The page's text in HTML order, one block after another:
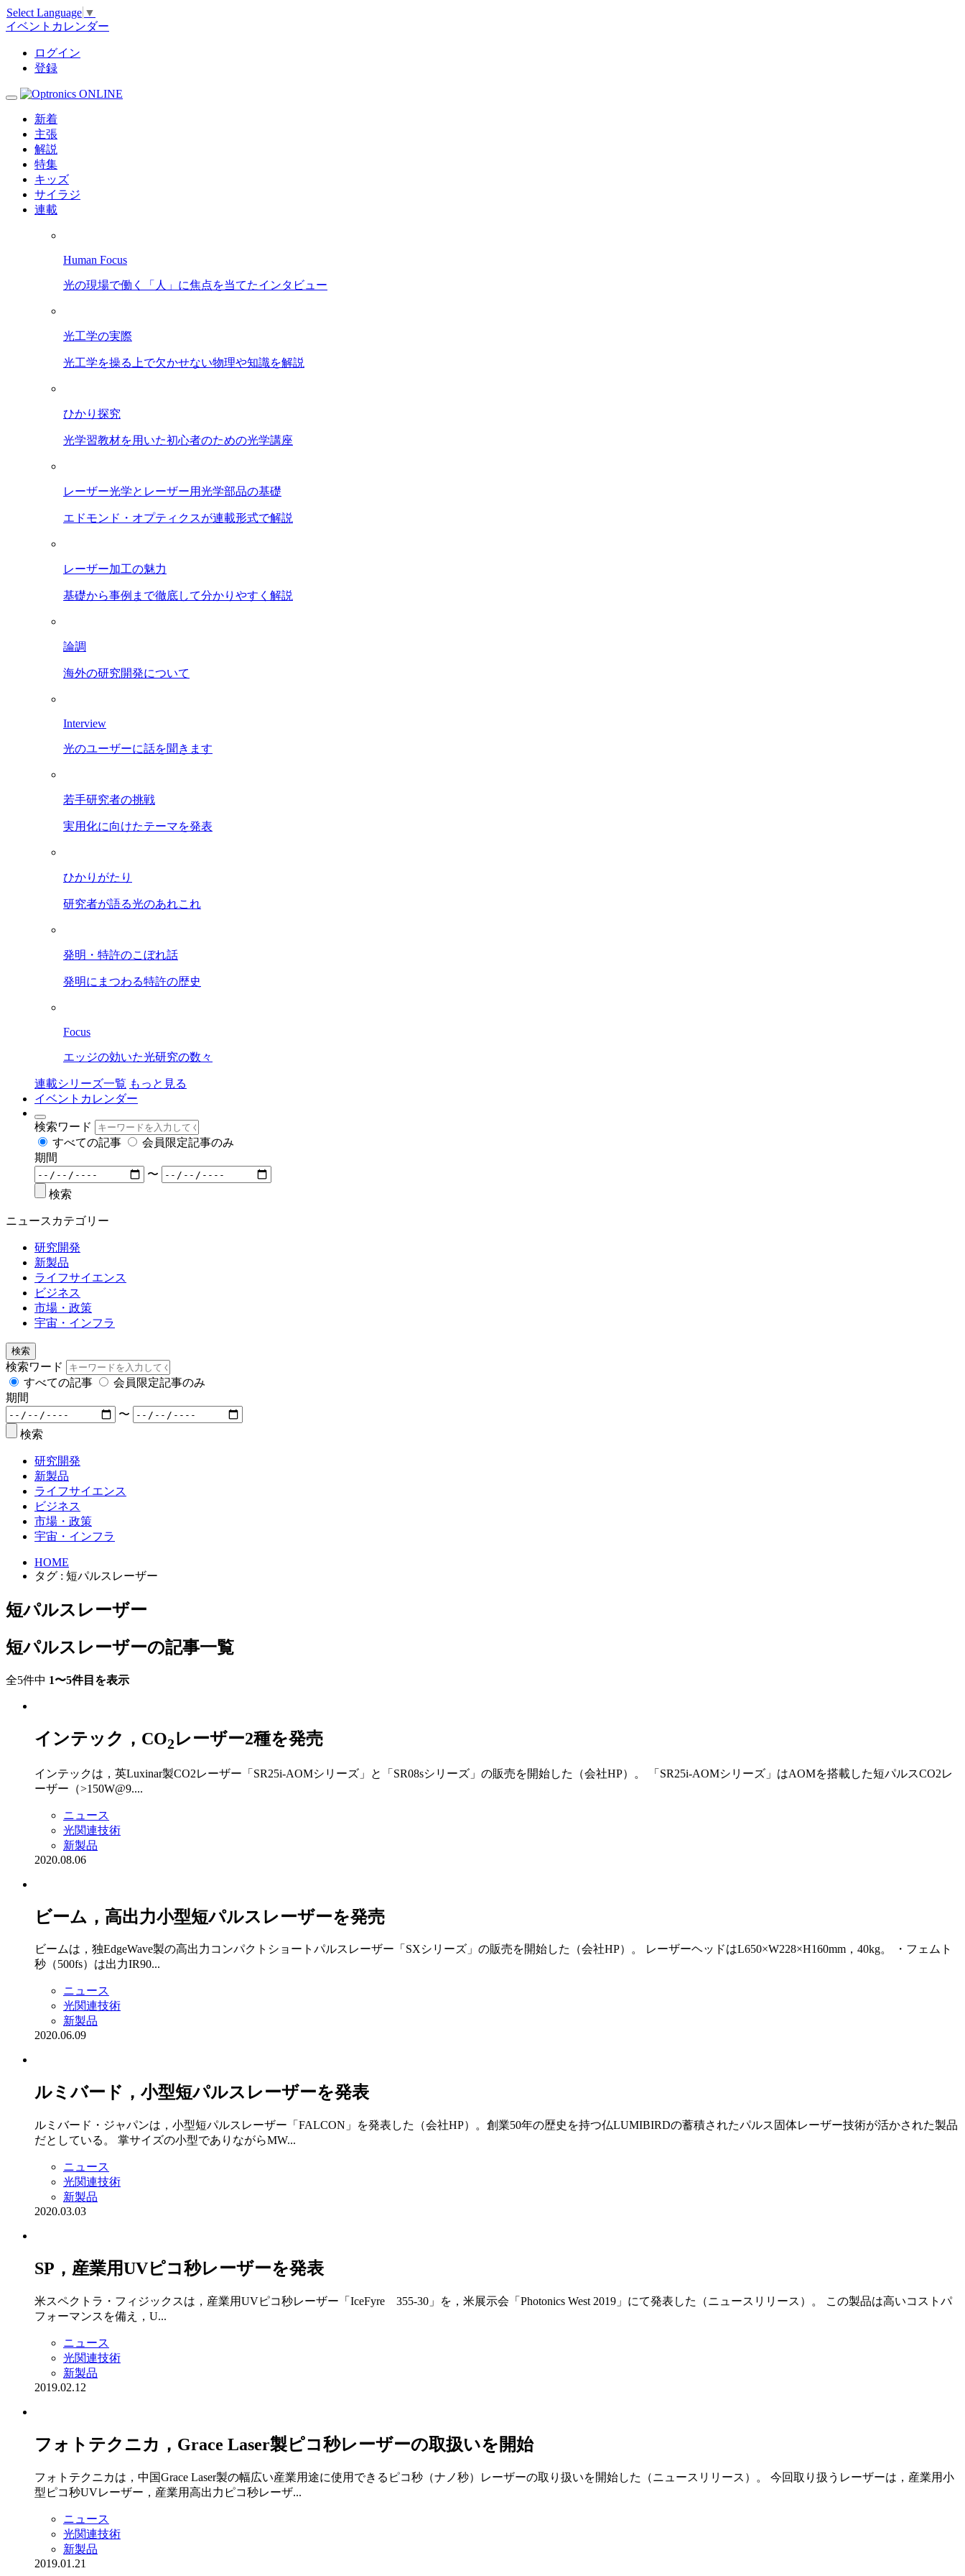
Select Language ▼
イベントカレンダー
ログイン
登録
新着
主張
解説
特集
キッズ
サイラジ
連載
Human Focus
光の現場で働く「人」に焦点を当てたインタビュー
光工学の実際
光工学を操る上で欠かせない物理や知識を解説
ひかり探究
光学習教材を用いた初心者のための光学講座
レーザー光学とレーザー用光学部品の基礎
エドモンド・オプティクスが連載形式で解説
レーザー加工の魅力
基礎から事例まで徹底して分かりやすく解説
論調
海外の研究開発について
Interview
光のユーザーに話を聞きます
若手研究者の挑戦
実用化に向けたテーマを発表
ひかりがたり
研究者が語る光のあれこれ
発明・特許のこぼれ話
発明にまつわる特許の歴史
Focus
エッジの効いた光研究の数々
連載シリーズ一覧 もっと見る
イベントカレンダー
検索ワード
すべての記事
会員限定記事のみ
期間
〜
検索
ニュースカテゴリー
研究開発
新製品
ライフサイエンス
ビジネス
市場・政策
宇宙・インフラ
検索
検索ワード
すべての記事
会員限定記事のみ
期間
〜
検索
研究開発
新製品
ライフサイエンス
ビジネス
市場・政策
宇宙・インフラ
HOME
タグ : 短パルスレーザー
短パルスレーザー
短パルスレーザーの記事一覧
全5件中 1〜5件目を表示
インテック，CO2レーザー2種を発売
インテックは，英Luxinar製CO2レーザー「SR25i-AOMシリーズ」と「SR08sシリーズ」の販売を開始した（会社HP）。 「SR25i-AOMシリーズ」はAOMを搭載した短パルスCO2レ
ーザー（>150W@9....
ニュース
光関連技術
新製品
2020.08.06
ビーム，高出力小型短パルスレーザーを発売
ビームは，独EdgeWave製の高出力コンパクトショートパルスレーザー「SXシリーズ」の販売を開始した（会社HP）。 レーザーヘッドはL650×W228×H160mm，40kg。 ・フェムト
秒（500fs）は出力IR90...
ニュース
光関連技術
新製品
2020.06.09
ルミバード，小型短パルスレーザーを発表
ルミバード・ジャパンは，小型短パルスレーザー「FALCON」を発表した（会社HP）。創業50年の歴史を持つ仏LUMIBIRDの蓄積されたパルス固体レーザー技術が活かされた製品
だとしている。 掌サイズの小型でありながらMW...
ニュース
光関連技術
新製品
2020.03.03
SP，産業用UVピコ秒レーザーを発表
米スペクトラ・フィジックスは，産業用UVピコ秒レーザー「IceFyre 355-30」を，米展示会「Photonics West 2019」にて発表した（ニュースリリース）。 この製品は高いコストパ
フォーマンスを備え，U...
ニュース
光関連技術
新製品
2019.02.12
フォトテクニカ，Grace Laser製ピコ秒レーザーの取扱いを開始
フォトテクニカは，中国Grace Laser製の幅広い産業⽤途に使⽤できるピコ秒（ナノ秒）レーザーの取り扱いを開始した（ニュースリリース）。 今回取り扱うレーザーは，産業用小
型ピコ秒UVレーザー，産業用高出力ピコ秒レーザ...
ニュース
光関連技術
新製品
2019.01.21